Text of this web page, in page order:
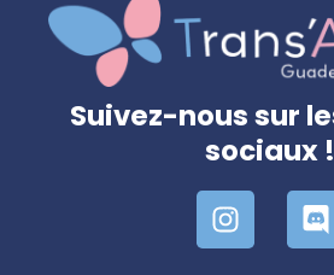
Suivez-nous sur
sociaux !
I
n
s
D
i
s